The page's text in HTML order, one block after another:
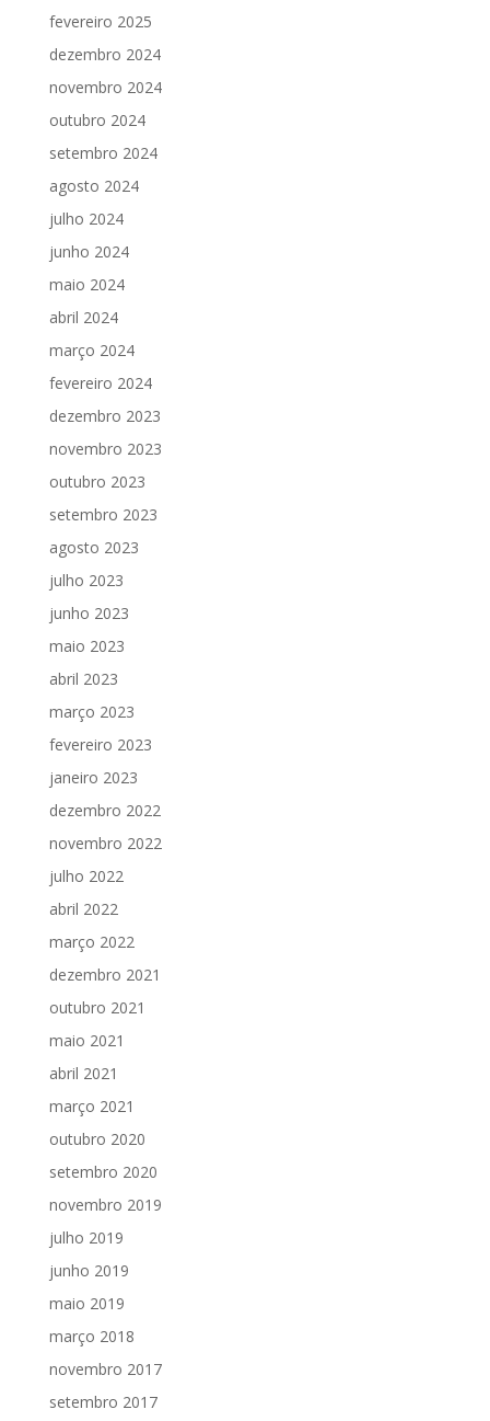
fevereiro 2025
dezembro 2024
novembro 2024
outubro 2024
setembro 2024
agosto 2024
julho 2024
junho 2024
maio 2024
abril 2024
março 2024
fevereiro 2024
dezembro 2023
novembro 2023
outubro 2023
setembro 2023
agosto 2023
julho 2023
junho 2023
maio 2023
abril 2023
março 2023
fevereiro 2023
janeiro 2023
dezembro 2022
novembro 2022
julho 2022
abril 2022
março 2022
dezembro 2021
outubro 2021
maio 2021
abril 2021
março 2021
outubro 2020
setembro 2020
novembro 2019
julho 2019
junho 2019
maio 2019
março 2018
novembro 2017
setembro 2017